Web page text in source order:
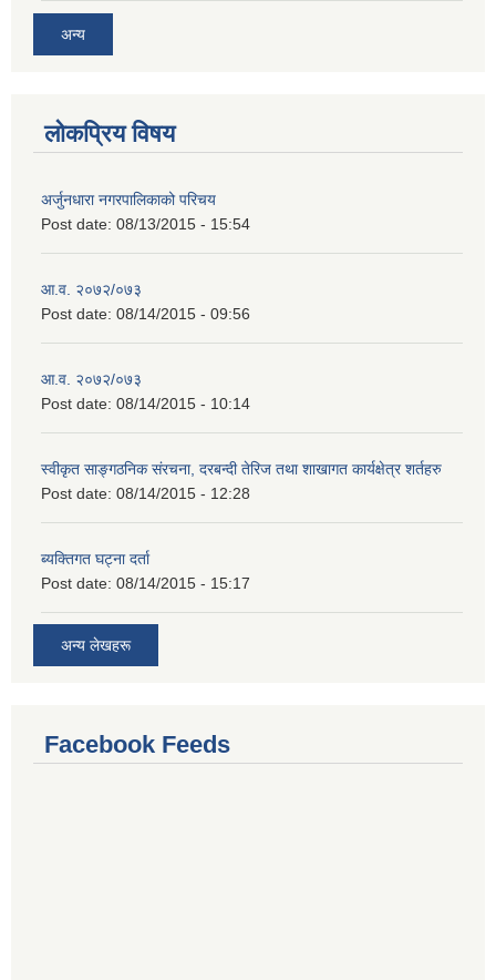
अन्य
लोकप्रिय विषय
अर्जुनधारा नगरपालिकाको परिचय
Post date: 08/13/2015 - 15:54
आ.व. २०७२/०७३
Post date: 08/14/2015 - 09:56
आ.व. २०७२/०७३
Post date: 08/14/2015 - 10:14
स्वीकृत साङ्गठनिक संरचना, दरबन्दी तेरिज तथा शाखागत कार्यक्षेत्र शर्तहरु
Post date: 08/14/2015 - 12:28
ब्यक्तिगत घट्ना दर्ता
Post date: 08/14/2015 - 15:17
अन्य लेखहरू
Facebook Feeds